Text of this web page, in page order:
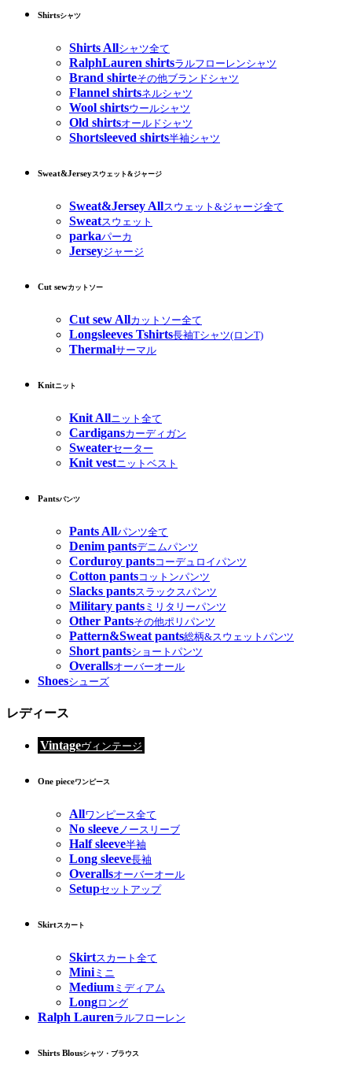
Shirtsシャツ
Shirts Allシャツ全て
RalphLauren shirtsラルフローレンシャツ
Brand shirteその他ブランドシャツ
Flannel shirtsネルシャツ
Wool shirtsウールシャツ
Old shirtsオールドシャツ
Shortsleeved shirts半袖シャツ
Sweat&Jerseyスウェット&ジャージ
Sweat&Jersey Allスウェット&ジャージ全て
Sweatスウェット
parkaパーカ
Jerseyジャージ
Cut sewカットソー
Cut sew Allカットソー全て
Longsleeves Tshirts長袖Tシャツ(ロンT)
Thermalサーマル
Knitニット
Knit Allニット全て
Cardigansカーディガン
Sweaterセーター
Knit vestニットベスト
Pantsパンツ
Pants Allパンツ全て
Denim pantsデニムパンツ
Corduroy pantsコーデュロイパンツ
Cotton pantsコットンパンツ
Slacks pantsスラックスパンツ
Military pants ミリタリーパンツ
Other Pantsその他ポリパンツ
Pattern&Sweat pants総柄&スウェットパンツ
Short pantsショートパンツ
Overallsオーバーオール
Shoesシューズ
レディース
Vintageヴィンテージ
One pieceワンピース
Allワンピース全て
No sleeveノースリーブ
Half sleeve半袖
Long sleeve長袖
Overallsオーバーオール
Setupセットアップ
Skirtスカート
Skirtスカート全て
Miniミニ
Medium ミディアム
Longロング
Ralph Laurenラルフローレン
Shirts Blousシャツ・ブラウス